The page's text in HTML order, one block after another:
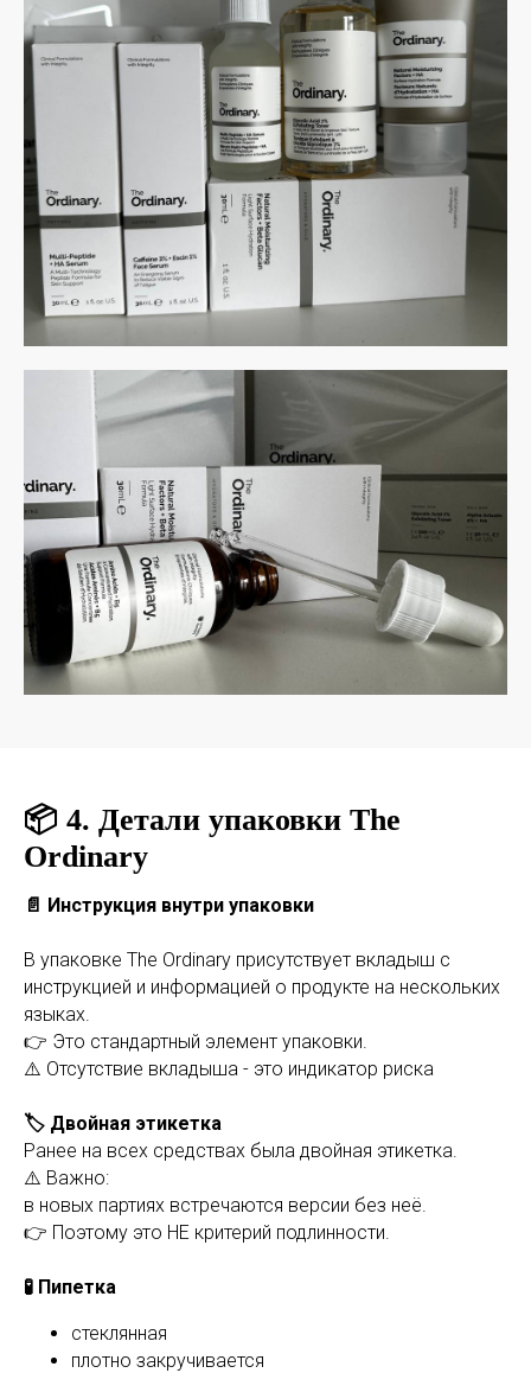
📦 4. Детали упаковки The
Ordinary
📄 Инструкция внутри упаковки
В упаковке The Ordinary присутствует вкладыш с
инструкцией и информацией о продукте на нескольких
языках.
👉 Это стандартный элемент упаковки.
⚠️ Отсутствие вкладыша - это индикатор риска
🏷 Двойная этикетка
Ранее на всех средствах была двойная этикетка.
⚠️ Важно:
в новых партиях встречаются версии без неё.
👉 Поэтому это НЕ критерий подлинности.
🧪 Пипетка
стеклянная
плотно закручивается